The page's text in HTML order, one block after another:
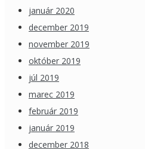
január 2020
december 2019
november 2019
október 2019
júl 2019
marec 2019
február 2019
január 2019
december 2018